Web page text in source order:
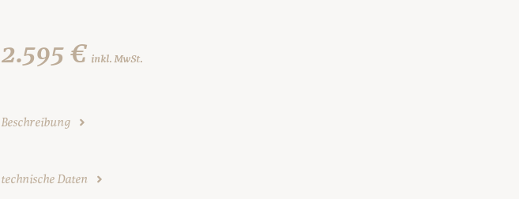
2.595 € inkl. MwSt.
Beschreibung
technische Daten